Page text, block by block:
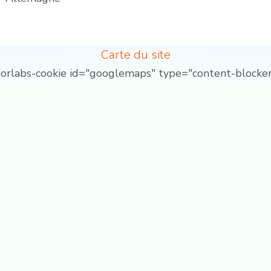
Carte du site
cookie id="googlemaps" type="content-